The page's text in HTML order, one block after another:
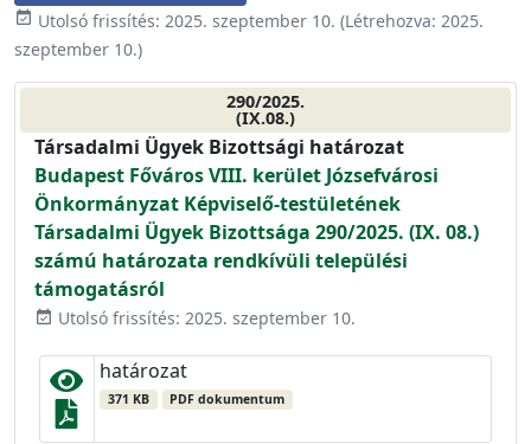
event_available Utolsó frissítés: 2025. szeptember 10. (Létrehozva: 2025.
szeptember 10.)
290/2025.
(IX.08.)
Társadalmi Ügyek Bizottsági határozat
Budapest Főváros VIII. kerület Józsefvárosi
Önkormányzat Képviselő-testületének
Társadalmi Ügyek Bizottsága 290/2025. (IX. 08.)
számú határozata rendkívüli települési
támogatásról
event_available Utolsó frissítés: 2025. szeptember 10.
határozat
371 KB PDF dokumentum